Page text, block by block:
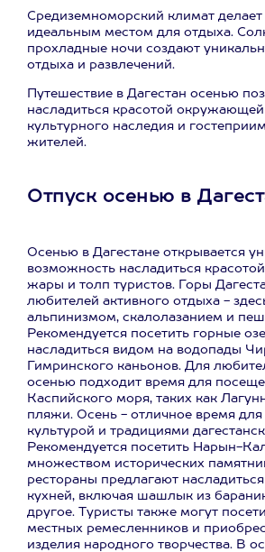
Средиземноморский климат делает
идеальным местом для отдыха.
прохладные ночи создают
отдыха и развлечений.
Путешествие в Дагестан осенью
насладиться красотой
культурного наследия и
жителей.
Отпуск осенью в
Осенью в Дагестане открывается
возможность насладиться
жары и толп туристов. Горы
любителей активного отдыха -
альпинизмом, скалолазанием и
Рекомендуется посетить горные
насладиться видом на водопады
Гимринского каньонов. Для
осенью подходит время для
Каспийского моря, таких как
пляжи. Осень - отличное время для
культурой и традициями
Рекомендуется посетить Нарын-
множеством исторических
рестораны предлагают
кухней, включая шашлык из
другое. Туристы также могут
местных ремесленников и
изделия народного творчества. В